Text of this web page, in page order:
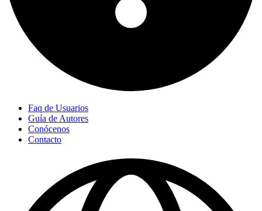
Faq de Usuarios
Guía de Autores
Conócenos
Contacto